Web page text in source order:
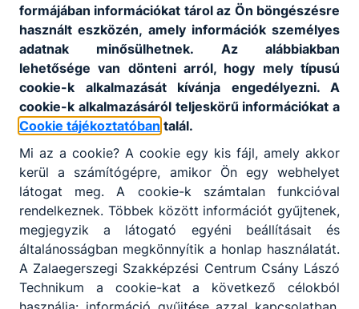
formájában információkat tárol az Ön böngészésre
használt eszközén, amely információk személyes
adatnak minősülhetnek. Az alábbiakban
lehetősége van dönteni arról, hogy mely típusú
cookie-k alkalmazását kívánja engedélyezni. A
cookie-k alkalmazásáról teljeskörű információkat a
Cookie tájékoztatóban talál.
Mi az a cookie? A cookie egy kis fájl, amely akkor
kerül a számítógépre, amikor Ön egy webhelyet
látogat meg. A cookie-k számtalan funkcióval
rendelkeznek. Többek között információt gyűjtenek,
megjegyzik a látogató egyéni beállításait és
általánosságban megkönnyítik a honlap használatát.
A Zalaegerszegi Szakképzési Centrum Csány Lászó
Technikum a cookie-kat a következő célokból